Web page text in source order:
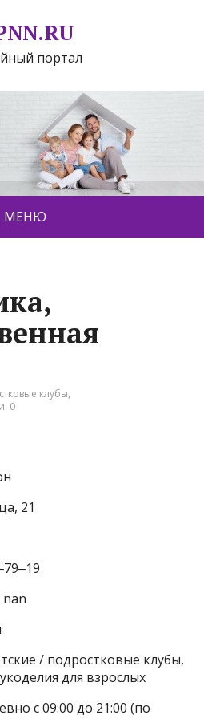
портал
МЕНЮ
клубы,
0
21
/ подростковые клубы,
для взрослых
с 09:00 до 21:00 (по